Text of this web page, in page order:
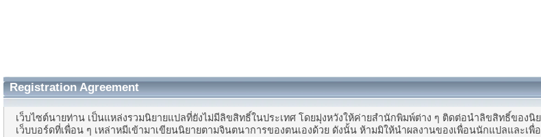
Registration Agreement
เว็บไซต์นายท่าน เป็นแหล่งรวมนิยายแปลที่ยังไม่มีลิขสิทธิ์ในประเทศ โดยมุ่งหวังให้ค่ายสำนักพิมพ์ต่าง ๆ ติดต่อนำลิขสิทธิ์ของนิ
เว็บบอร์ดที่เพื่อน ๆ เหล่าหมีเข้ามาเขียนนิยายตามจินตนาการของตนเองด้วย ดังนั้น ห้ามมิให้นำผลงานของเพื่อนนักแปลและ